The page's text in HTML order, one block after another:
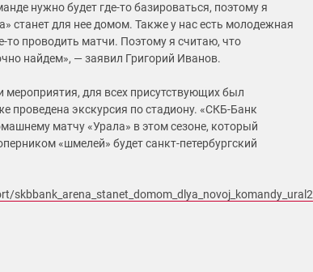
нужно будет где-то базироваться, поэтому я
станет для нее домом. Также у нас есть молодежная
то проводить матчи. Поэтому я считаю, что
найдем», — заявил Григорий Иванов.
для всех присутствующих был
проведена экскурсия по стадиону. «СКБ-Банк
матчу «Урала» в этом сезоне, который
«шмелей» будет санкт-петербургский
skbbank_arena_stanet_domom_dlya_novoj_komandy_ural2